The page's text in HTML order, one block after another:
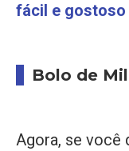
fácil e gostoso
Bolo de
Agora, se você